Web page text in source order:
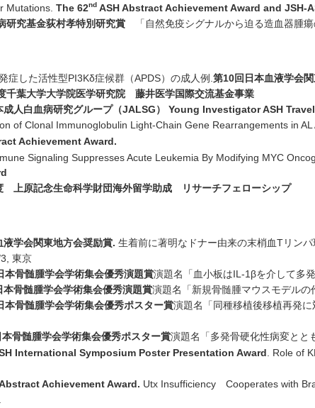
Mutations. The 62nd ASH Abstract Achievement Award and JSH-
研究基金荻村孝特別研究賞 「自然免疫シグナルから迫る造血器腫瘍
症した活性型PI3Kδ症候群（APDS）の成人例. 第10回日本血液学会
千葉大学大学院医学研究院 藤井医学国際交流基金事業
成人白血病研究グループ（JALSG） Young Investigator ASH
of Clonal Immunoglobulin Light-Chain Gene Rearrangements in
Achievement Award.
Signaling Suppresses Acute Leukemia By Modifying MYC
上原記念生命科学財団海外留学助成 リサーチフェローシップ
液学会関東地方会奨励賞. 生着前に著明なドナー由来の末梢血Tリン
東京
本骨髄腫学会学術集会優秀演題賞演題名「血小板はIL-1βを介して多
本骨髄腫学会学術集会優秀演題賞演題名「新規骨髄腫マウスモデルの
本骨髄腫学会学術集会優秀ポスター賞演題名「同種移植後移植再発
本骨髄腫学会学術集会優秀ポスター賞演題名「多発骨硬化性病変とと
International Symposium Poster Presentation Award . Role of
Achievement Award. Utx Insufficiency Cooperates with